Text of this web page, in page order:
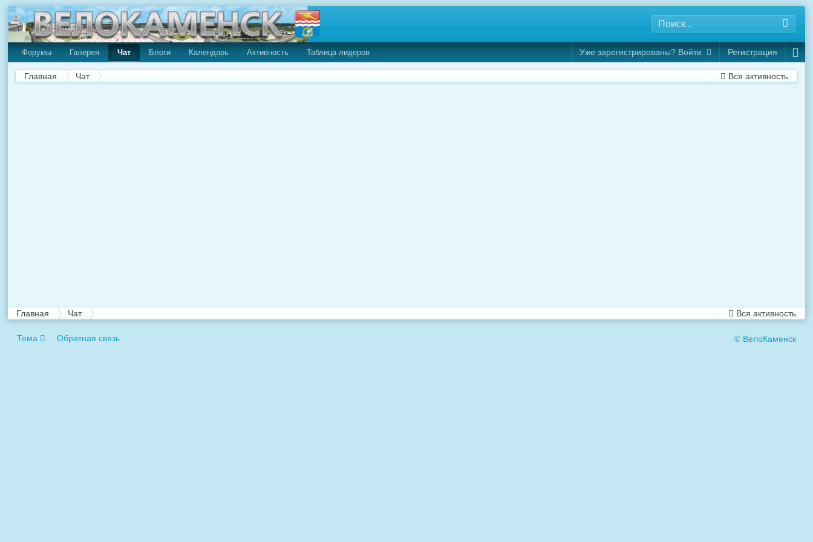
Форумы Галерея Чат Блоги Календарь Активность Таблица лидеров Уже зарегистрированы? Войти Регистрация
Вся активность
Главная Чат
Вся активность
Главная Чат
Тема Обратная связь © ВелоКаменск